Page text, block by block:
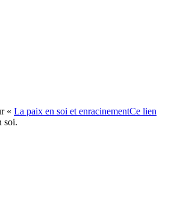
« La paix en soi et enracinementCe lien
soi.